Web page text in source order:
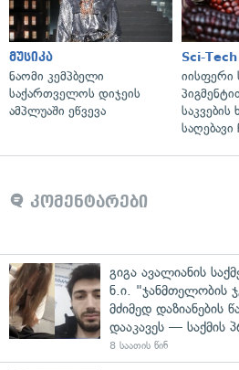
მუსიკა
ნაომი კემპბელი
საქართველოს დიჯეის
ამპლუაში ეწვევა
Sci-Tech
იისფერი
კომენტარები
გიგა ავალიანის
ნ.ი. "ჯანმთელობის
მძიმედ დაზიანების
დააკავეს — საქმის
8 საათის წინ